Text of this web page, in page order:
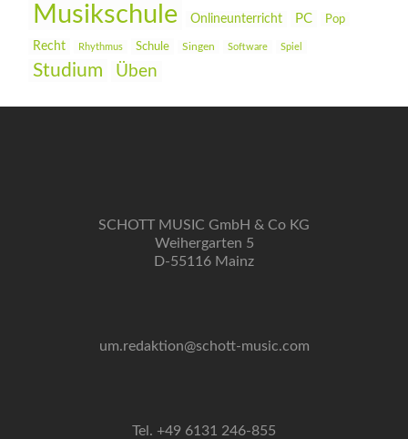
Musikschule Onlineunterricht PC Pop
Recht Rhythmus Schule Singen Software Spiel
Studium Üben
SCHOTT MUSIC GmbH & Co KG
Weihergarten 5
D-55116 Mainz
um.redaktion@schott-music.com
Tel. +49 6131 246-855